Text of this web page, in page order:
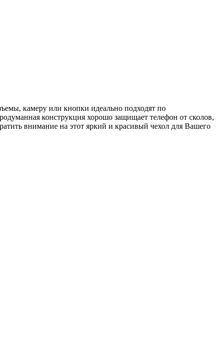
камеру или кнопки идеально подходят по
конструкция хорошо защищает телефон от сколов,
внимание на этот яркий и красивый чехол для Вашего